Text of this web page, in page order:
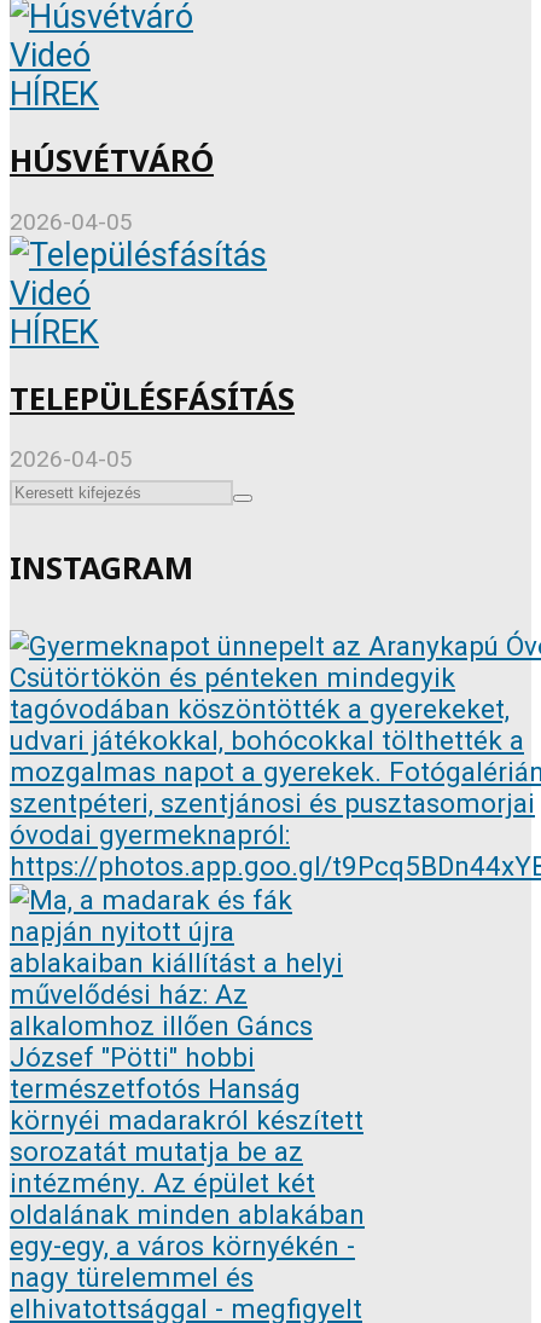
Videó
HÍREK
HÚSVÉTVÁRÓ
2026-04-05
Videó
HÍREK
TELEPÜLÉSFÁSÍTÁS
2026-04-05
INSTAGRAM